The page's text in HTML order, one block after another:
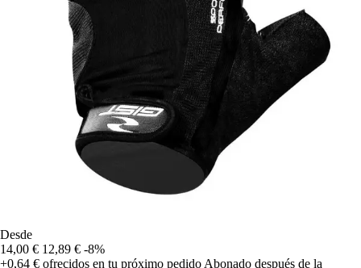
Desde
14,00 € 12,89 € -8%
+0,64 € ofrecidos en tu próximo pedido Abonado después de la